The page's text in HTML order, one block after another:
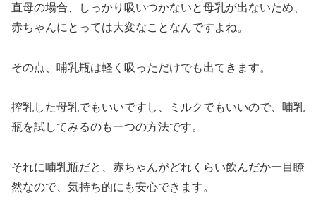
直母の場合、しっかり吸いつかないと母乳が出ないため、
赤ちゃんにとっては大変なことなんですよね。
その点、哺乳瓶は軽く吸っただけでも出てきます。
搾乳した母乳でもいいですし、ミルクでもいいので、哺乳
瓶を試してみるのも一つの方法です。
それに哺乳瓶だと、赤ちゃんがどれくらい飲んだか一目瞭
然なので、気持ち的にも安心できます。